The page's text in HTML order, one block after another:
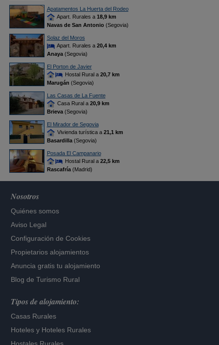
Apatamentos La Huerta del Rodeo
Apart. Rurales a 18,9 km
Navas de San Antonio(Segovia)
Solaz del Moros
Apart. Rurales a 20,4 km
Anaya(Segovia)
El Porton de Javier
Hostal Rural a 20,7 km
Marugán (Segovia)
Las Casas de La Fuente
Casa Rural a 20,9 km
Brieva(Segovia)
El Mirador de Segovia
Vivienda turística a 21,1 km
Basardilla(Segovia)
Posada El Campanario
Hostal Rural a 22,5 km
Rascafría(Madrid)
Nosotros
Quiénes somos
Aviso Legal
Configuración de Cookies
Propietarios alojamientos
Anuncia gratis tu alojamiento
Blog de Turismo Rural
Tipos de alojamiento:
Casas Rurales
Hoteles y Hoteles Rurales